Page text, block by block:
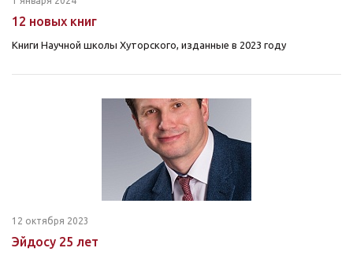
12 новых книг
Книги Научной школы Хуторского, изданные в 2023 году
12 октября 2023
Эйдосу 25 лет